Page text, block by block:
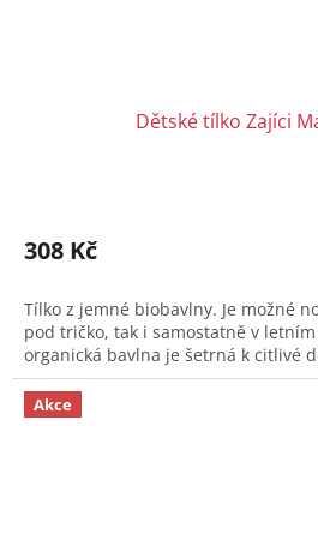
Dětské tílko Zajíci
308 Kč
Tílko z jemné biobavlny. Je možné
pod tričko, tak i samostatně v
organická bavlna je šetrná k citlivé
Akce